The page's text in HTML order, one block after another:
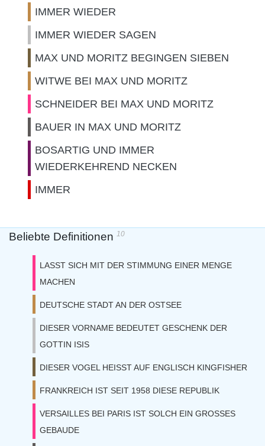
IMMER WIEDER
IMMER WIEDER SAGEN
MAX UND MORITZ BEGINGEN SIEBEN
WITWE BEI MAX UND MORITZ
SCHNEIDER BEI MAX UND MORITZ
BAUER IN MAX UND MORITZ
BOSARTIG UND IMMER
WIEDERKEHREND NECKEN
IMMER
Beliebte Definitionen 10
LASST SICH MIT DER STIMMUNG EINER MENGE
MACHEN
DEUTSCHE STADT AN DER OSTSEE
DIESER VORNAME BEDEUTET GESCHENK DER
GOTTIN ISIS
DIESER VOGEL HEISST AUF ENGLISCH KINGFISHER
FRANKREICH IST SEIT 1958 DIESE REPUBLIK
VERSAILLES BEI PARIS IST SOLCH EIN GROSSES
GEBAUDE